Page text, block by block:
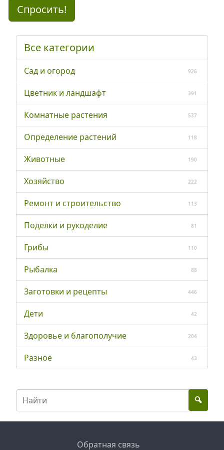
Спросить!
Все категории
Сад и огород 926
Цветник и ландшафт 391
Комнатные растения 537
Определение растений 118
Животные 190
Хозяйство 222
Ремонт и строительство 113
Поделки и рукоделие 81
Грибы 110
Рыбалка 88
Заготовки и рецепты 446
Дети 42
Здоровье и благополучие 204
Разное 43
Обратная связь